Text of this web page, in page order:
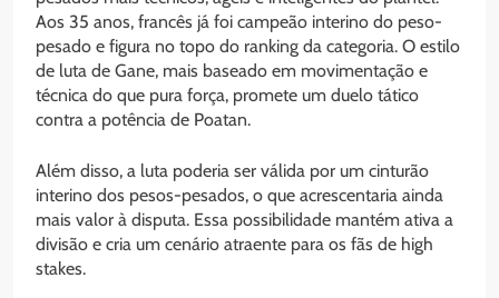
Aos 35 anos, francês já foi campeão interino do peso-
pesado e figura no topo do ranking da categoria. O estilo
de luta de Gane, mais baseado em movimentação e
técnica do que pura força, promete um duelo tático
contra a potência de Poatan.
Além disso, a luta poderia ser válida por um cinturão
interino dos pesos-pesados, o que acrescentaria ainda
mais valor à disputa. Essa possibilidade mantém ativa a
divisão e cria um cenário atraente para os fãs de high
stakes.